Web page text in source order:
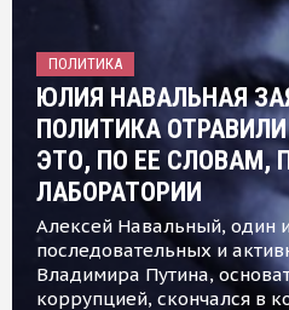
ПОЛИТИКА
ЮЛИЯ НАВАЛЬНАЯ
ПОЛИТИКА
ЭТО, ПО ЕЕ СЛОВАМ,
ЛАБОРАТОРИИ
Алексей Навальный, один
последовательных и
Владимира Путина,
коррупцией, скончался в